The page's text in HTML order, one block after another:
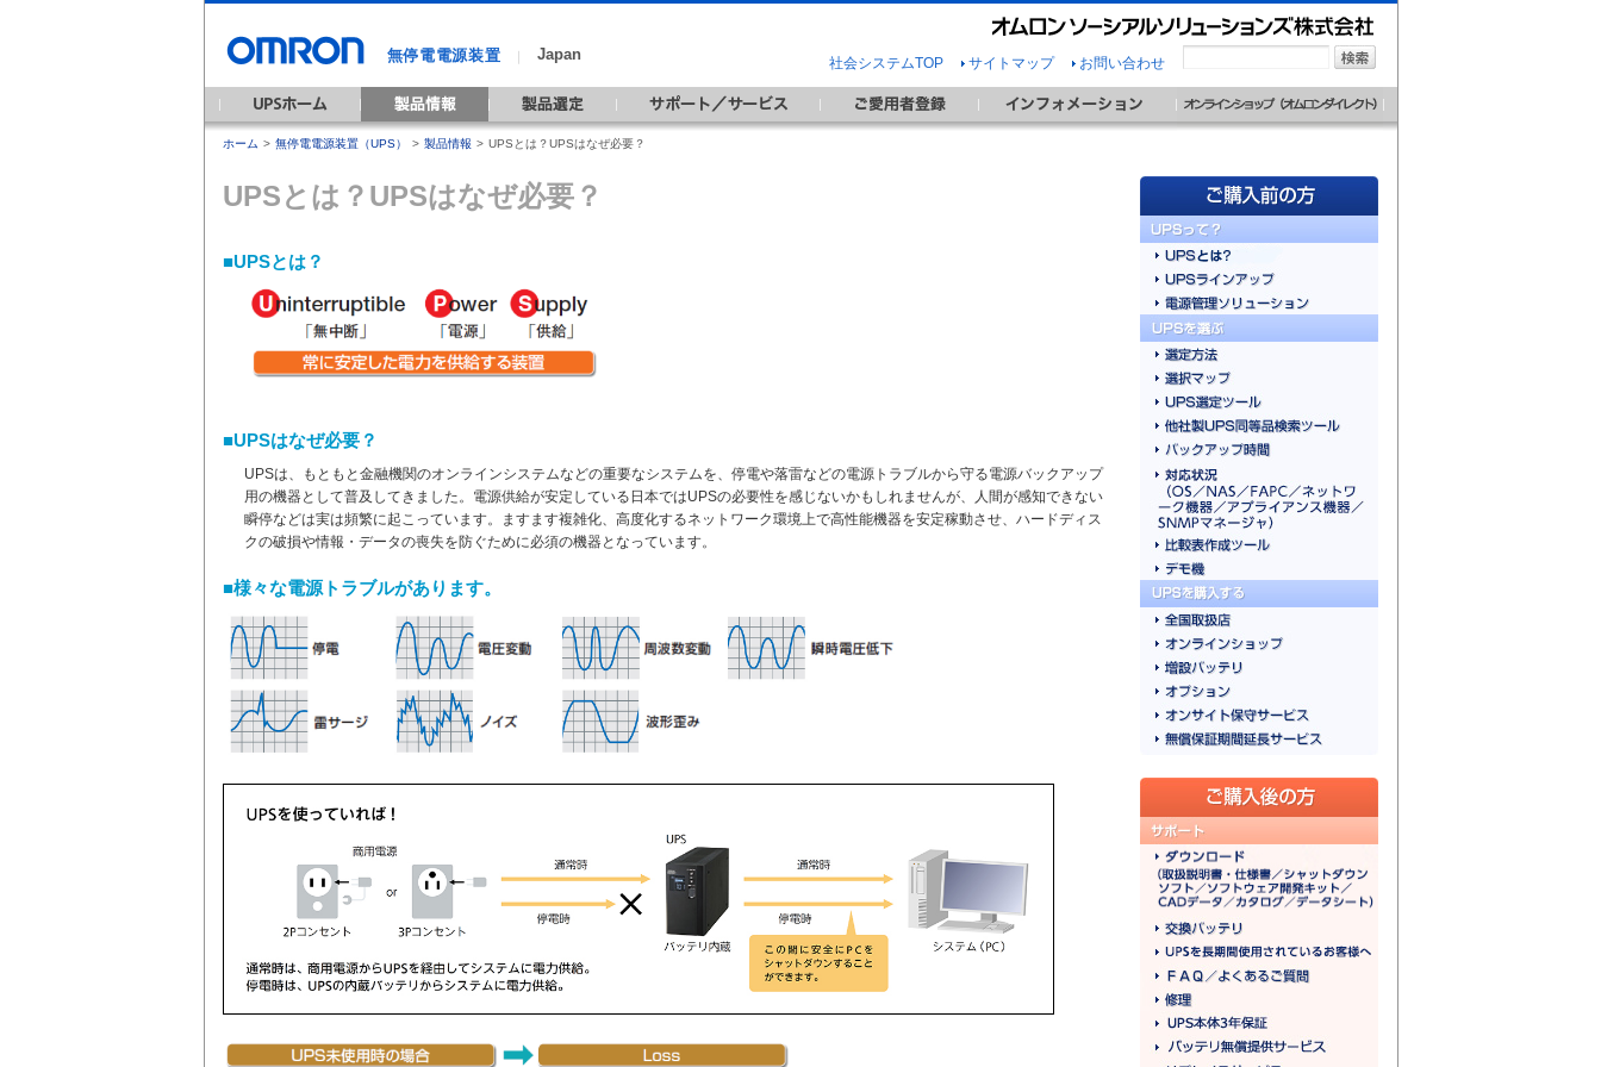
無停電電源装置 ｜ Japan
社会システムTOP サイトマップ お問い合わせ
ホーム > 無停電電源装置（UPS） > 製品情報 > UPSとは？UPSはなぜ必要？
UPSとは？UPSはなぜ必要？
■UPSとは？
■UPSはなぜ必要？
UPSは、もともと金融機関のオンラインシステムなどの重要なシステムを、停電や落雷などの電源トラブルから守る電源バックアップ
用の機器として普及してきました。電源供給が安定している日本ではUPSの必要性を感じないかもしれませんが、人間が感知できない
瞬停などは実は頻繁に起こっています。ますます複雑化、高度化するネットワーク環境上で高性能機器を安定稼動させ、ハードディス
クの破損や情報・データの喪失を防ぐために必須の機器となっています。
■様々な電源トラブルがあります。